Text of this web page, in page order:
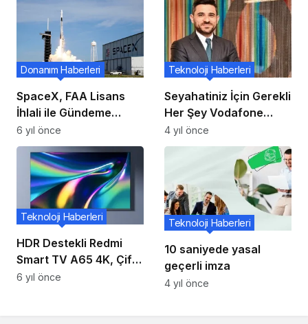
SpaceX, FAA Lisans
İhlali ile Gündeme
Geldi!
Donanım Haberleri
6 yıl önce
Seyahatiniz İçin Gerekli
Her Şey Vodafone
Seyahat Yanımda’da
Teknoloji Haberleri
4 yıl önce
HDR Destekli Redmi
Smart TV A65 4K, Çift
Hoparlör Piyasaya
Teknoloji Haberleri
6 yıl önce
10 saniyede yasal
geçerli imza
Teknoloji Haberleri
4 yıl önce